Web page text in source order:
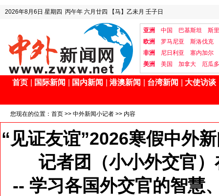
2026年8月6日 星期四 丙午年 六月廿四 【马】乙未月 壬子日
亚洲 中国 巴基斯坦
斯
欧洲
罗马尼亚
斯洛伐克
非洲
尼日利亚
塞内加尔
美洲
美国 加拿大 厄瓜
首页 国际新闻 国内新闻 港澳新闻 台湾新闻 大使访谈
您现在的位置： 首页 >> 中外新闻小记者 >> 内容
“见证友谊”2026寒假中外
记者团（小小外交官
-- 学习各国外交官的智慧